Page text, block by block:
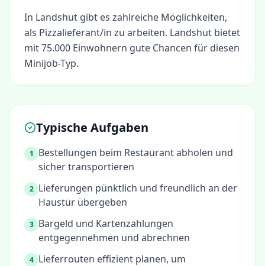
In Landshut gibt es zahlreiche Möglichkeiten,
als Pizzalieferant/in zu arbeiten. Landshut bietet
mit 75.000 Einwohnern gute Chancen für diesen
Minijob-Typ.
Typische Aufgaben
1
Bestellungen beim Restaurant abholen und
sicher transportieren
2 Lieferungen pünktlich und freundlich an der
Haustür übergeben
3 Bargeld und Kartenzahlungen
entgegennehmen und abrechnen
4 Lieferrouten effizient planen, um